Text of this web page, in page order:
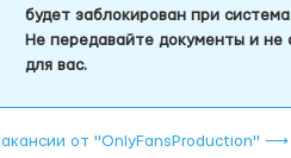
будет заблокирован при
Не передавайте документы и не
для вас.
от "OnlyFansProduction" ⟶